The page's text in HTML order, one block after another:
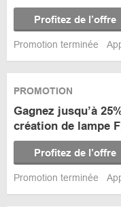
Profitez de l’offre
Promotion terminée
PROMOTION
Gagnez jusqu’à
création de lampe
Profitez de l’offre
Promotion terminée